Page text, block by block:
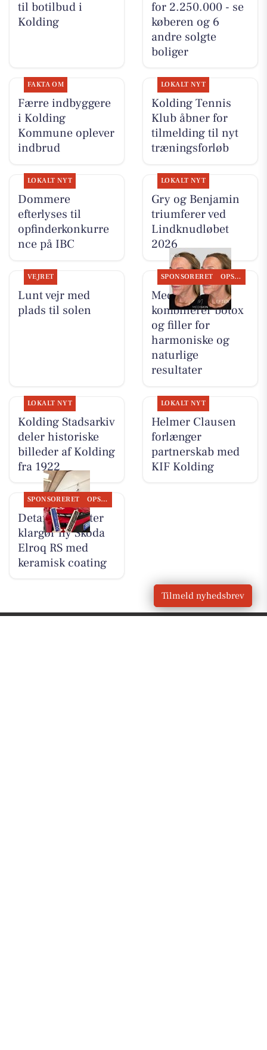
til botilbud i
Kolding
for 2.250.000 - se
køberen og 6
andre solgte
boliger
FAKTA OM
Færre indbyggere
i Kolding
Kommune oplever
indbrud
LOKALT NYT
Kolding Tennis
Klub åbner for
tilmelding til nyt
træningsforløb
LOKALT NYT
Dommere
efterlyses til
opfinderkonkurre
nce på IBC
LOKALT NYT
Gry og Benjamin
triumferer ved
Lindknudløbet
2026
VEJRET
Lunt vejr med
plads til solen
SPONSORERET OPSLAGSTAVLEN
MediSkin
kombinerer botox
og filler for
harmoniske og
naturlige
resultater
LOKALT NYT
Kolding Stadsarkiv
deler historiske
billeder af Kolding
fra 1922
LOKALT NYT
Helmer Clausen
forlænger
partnerskab med
KIF Kolding
SPONSORERET OPSLAGSTAVLEN
Detailing Center
klargør ny Skoda
Elroq RS med
keramisk coating
Tilmeld nyhedsbrev